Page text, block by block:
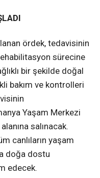
ördek, tedavisinin
sürecine
bir şekilde doğal
bakım ve kontrolleri
Yaşam Merkezi
salınacak.
canlıların yaşam
doğa dostu
edecek.